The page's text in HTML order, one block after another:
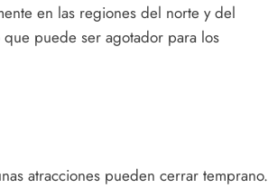
en las regiones del norte y del
que puede ser agotador para los
atracciones pueden cerrar temprano.